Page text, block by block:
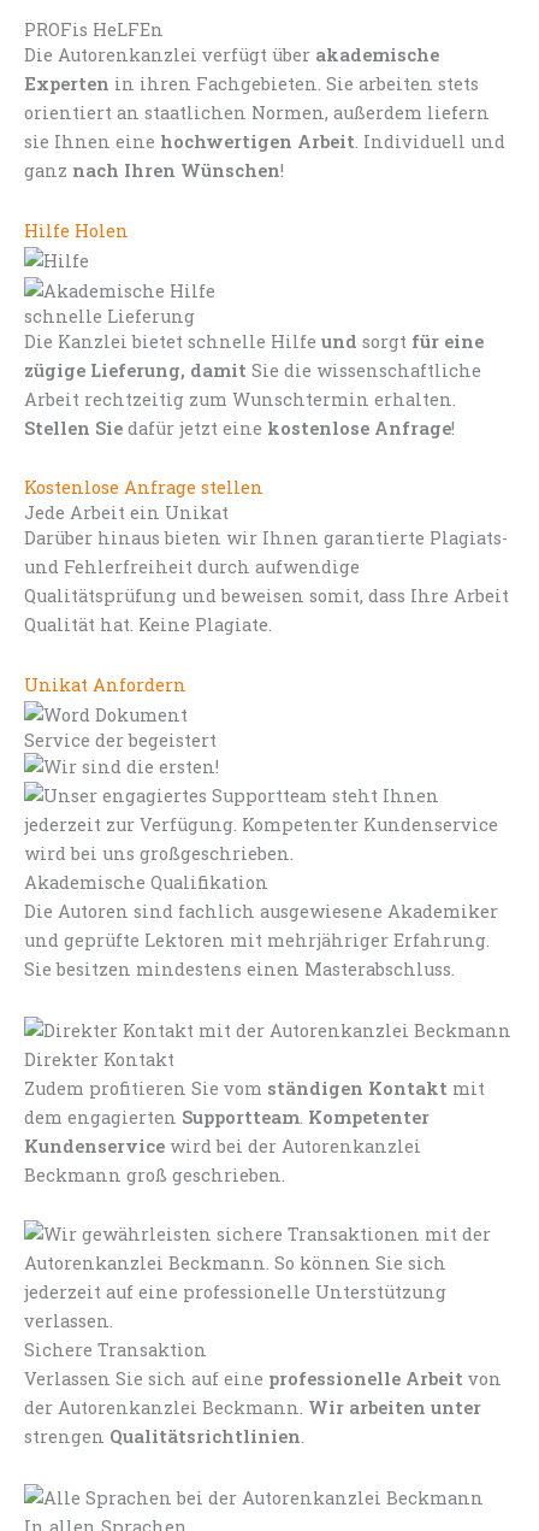
PROFis HeLFEn
Die Autorenkanzlei verfügt über akademische
Experten in ihren Fachgebieten. Sie arbeiten stets
orientiert an staatlichen Normen, außerdem liefern
sie Ihnen eine hochwertigen Arbeit. Individuell und
ganz nach Ihren Wünschen!
Hilfe Holen
schnelle Lieferung
Die Kanzlei bietet schnelle Hilfe und sorgt für eine
zügige Lieferung, damit Sie die wissenschaftliche
Arbeit rechtzeitig zum Wunschtermin erhalten.
Stellen Sie dafür jetzt eine kostenlose Anfrage!
Kostenlose Anfrage stellen
Jede Arbeit ein Unikat
Darüber hinaus bieten wir Ihnen garantierte Plagiats-
und Fehlerfreiheit durch aufwendige
Qualitätsprüfung und beweisen somit, dass Ihre Arbeit
Qualität hat. Keine Plagiate.
Unikat Anfordern
Service der begeistert
Akademische Qualifikation
Die Autoren sind fachlich ausgewiesene Akademiker
und geprüfte Lektoren mit mehrjähriger Erfahrung.
Sie besitzen mindestens einen Masterabschluss.
Direkter Kontakt
Zudem profitieren Sie vom ständigen Kontakt mit
dem engagierten Supportteam. Kompetenter
Kundenservice wird bei der Autorenkanzlei
Beckmann groß geschrieben.
Sichere Transaktion
Verlassen Sie sich auf eine professionelle Arbeit von
der Autorenkanzlei Beckmann. Wir arbeiten unter
strengen Qualitätsrichtlinien.